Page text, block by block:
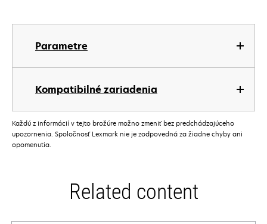
Parametre
Kompatibilné zariadenia
Každú z informácií v tejto brožúre možno zmeniť bez predchádzajúceho
upozornenia. Spoločnosť Lexmark nie je zodpovedná za žiadne chyby ani
opomenutia.
Related content